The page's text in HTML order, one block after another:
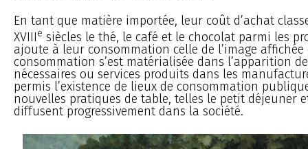
En tant que matière importée, leur coût d’achat
XVIIIe siècles le thé, le café et le chocolat parmi les
ajoute à leur consommation celle de l’image affichée
consommation s’est matérialisée dans l’apparition
nécessaires ou services produits dans les
permis l’existence de lieux de consommation
nouvelles pratiques de table, telles le petit déjeuner
diffusent progressivement dans la société.